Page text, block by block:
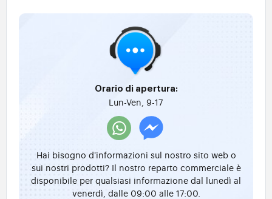
Orario di apertura:
Lun-Ven, 9-17
Hai bisogno d'informazioni sul nostro sito web o
sui nostri prodotti? Il nostro reparto commerciale è
disponibile per qualsiasi informazione dal lunedì al
venerdì, dalle 09:00 alle 17:00.